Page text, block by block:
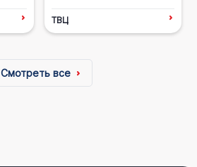
ТВЦ
Смотреть все